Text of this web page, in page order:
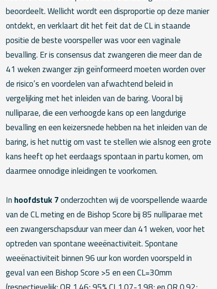
beoordeelt. Wellicht wordt een disproportie op deze manier
ontdekt, en verklaart dit het feit dat de CL in staande
positie de beste voorspeller was voor een vaginale
bevalling. Er is consensus dat zwangeren die meer dan de
41 weken zwanger zijn geïnformeerd moeten worden over
de risico’s en voordelen van afwachtend beleid in
vergelijking met het inleiden van de baring. Vooral bij
nulliparae, die een verhoogde kans op een langdurige
bevalling en een keizersnede hebben na het inleiden van de
baring, is het nuttig om vast te stellen wie alsnog een grote
kans heeft op het eerdaags spontaan in partu komen, om
daarmee onnodige inleidingen te voorkomen.
Inhoofdstuk 7onderzochten wij de voorspellende waarde
van de CL meting en de Bishop Score bij 85 nulliparae met
een zwangerschapsduur van meer dan 41 weken, voor het
optreden van spontane weeënactiviteit. Spontane
weeënactiviteit binnen 96 uur kon worden voorspeld in
geval van een Bishop Score >5 en een CL=30mm